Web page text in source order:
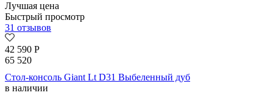
Лучшая цена
Быстрый просмотр
31 отзывов
42 590 Р
65 520
Стол-консоль Giant Lt D31 Выбеленный дуб
в наличии